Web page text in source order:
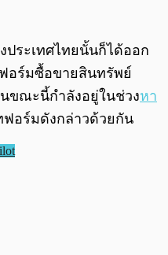
ระเทศไทยนั้นก็ได้ออก
อร์มซื้อขายสินทรัพย์
ขณะนี้กำลังอยู่ในช่วงหา
อร์มดังกล่าวด้วยกัน